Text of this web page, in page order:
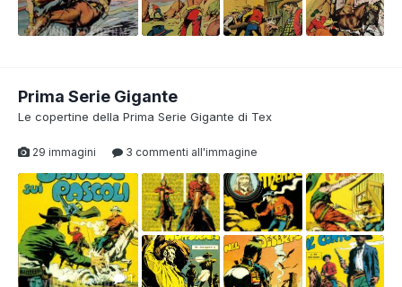
1
Prima Serie Gigante
Le copertine della Prima Serie Gigante di Tex
29 immagini 3 commenti all'immagine
1